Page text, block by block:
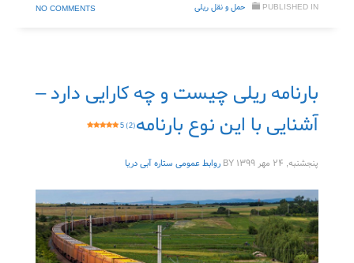
PUBLISHED IN حمل‌ و نقل ریلی NO COMMENTS
بارنامه ریلی چیست و چه کارایی دارد –
آشنایی با این نوع بارنامه5 (2)
پنجشنبه, ۲۴ مهر ۱۳۹۹ BY روابط عمومی ستاره آبی دریا